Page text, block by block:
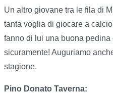
Un altro giovane tra le fila di
tanta voglia di giocare a
fanno di lui una buona pedina
sicuramente! Auguriamo
stagione.
Pino Donato Taverna: